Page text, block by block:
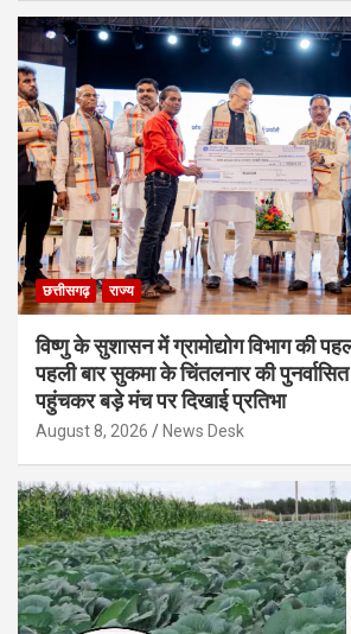
छत्तीसगढ़ राज्य
विष्णु के सुशासन में ग्रामोद्योग विभाग की
पहली बार सुकमा के चिंतलनार की
पहुंचकर बड़े मंच पर दिखाई प्रतिभा
August 8, 2026 News Desk